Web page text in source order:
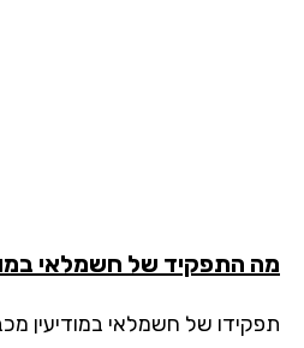
התפקיד של חשמלאי
של חשמלאי במודיעין מכבים